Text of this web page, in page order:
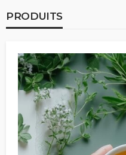
PRODUITS